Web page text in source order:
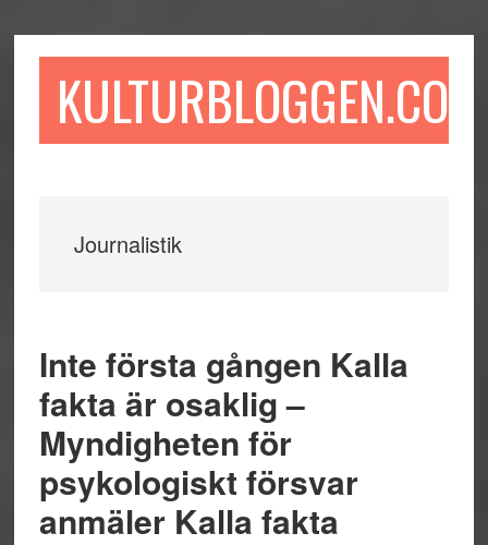
till
till
sidofältet
till
KULTURBLOGGEN.COM
Journalistik
Inte första gången Kalla
fakta är osaklig –
Myndigheten för
psykologiskt försvar
anmäler Kalla fakta